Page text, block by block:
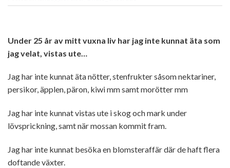
Under 25 år av mitt vuxna liv har jag inte kunnat äta som
jag velat, vistas ute…
Jag har inte kunnat äta nötter, stenfrukter såsom nektariner,
persikor, äpplen, päron, kiwi mm samt morötter mm
Jag har inte kunnat vistas ute i skog och mark under
lövsprickning, samt när mossan kommit fram.
Jag har inte kunnat besöka en blomsteraffär där de haft flera
doftande växter.